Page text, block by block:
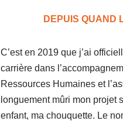
DEPUIS QUAND
C’est en 2019 que j’ai
carrière dans
Ressources Humaines et
longuement mûri mon projet
enfant, ma chouquette. Le